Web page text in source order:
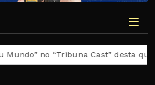
“Tribuna Cast” desta quarta